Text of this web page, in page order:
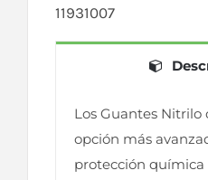
11931007
Los Guantes Nitrilo
opción más
protección química